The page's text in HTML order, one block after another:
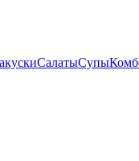
СалатыСупы